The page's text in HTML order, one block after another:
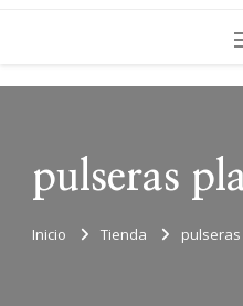
pulseras
Inicio Tienda